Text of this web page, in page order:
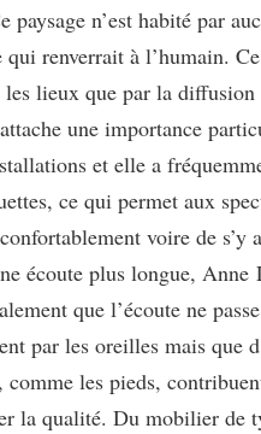
paysage n’est habité par
qui renverrait à l’humain.
les lieux que par la
une importance
et elle a
ce qui permet aux
voire de s’y
écoute plus longue, Anne
que l’écoute ne
par les oreilles mais que
comme les pieds,
la qualité. Du mobilier de